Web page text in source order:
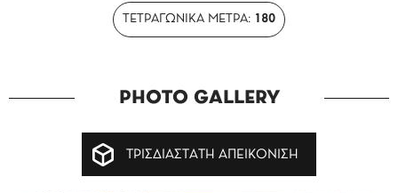
ΤΕΤΡΑΓΩΝΙΚΑ ΜΈΤΡΑ: 180
PHOTO GALLERY
ΤΡΙΣΔΙΑΣΤΑΤΗ ΑΠΕΙΚΟΝΙΣΗ